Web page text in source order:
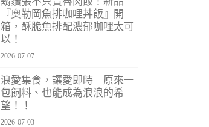
『奧勒岡魚排咖哩丼飯』開
箱，酥脆魚排配濃郁咖哩太可
以！
2026-07-07
浪愛集食，讓愛即時｜原來一
包飼料、也能成為浪浪的希
望！！
2026-07-03